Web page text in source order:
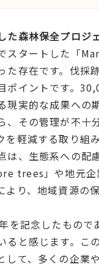
森林保全プロジ
スタートした「
た存在です。伐
ポイントです。
実的な成果への
、その管理が不
軽減する取り組
、生態系への配
trees」や地元
より、地域資源
を記念したもの
ると感じます。
て、多くの企業